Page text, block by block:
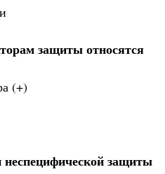
защиты относятся
(+)
защиты